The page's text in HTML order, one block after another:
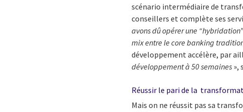
scénario intermédiaire de
conseillers et complète ses
avons dû opérer une
mix entre le core banking
développement accélère, par
développement à 50 semaines »,
Réussir le pari de la
Mais on ne réussit pas sa